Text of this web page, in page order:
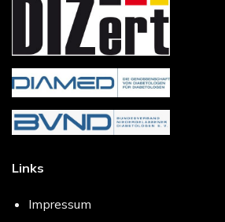
Links
Impressum